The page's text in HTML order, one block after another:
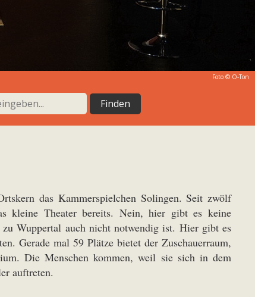
Foto © O-Ton
das Kammerspielchen Solingen. Seit zwölf
kleine Theater bereits. Nein, hier gibt es keine
Wuppertal auch nicht notwendig ist. Hier gibt es
Gerade mal 59 Plätze bietet der Zuschauerraum,
Die Menschen kommen, weil sie sich in dem
auftreten.